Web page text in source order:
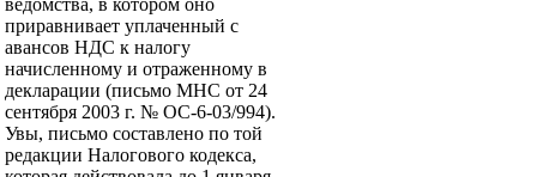
ведомства, в котором оно
приравнивает уплаченный с
авансов НДС к налогу
начисленному и отраженному в
декларации (письмо МНС от 24
сентября 2003 г. № ОС-6-03/994).
Увы, письмо составлено по той
редакции Налогового кодекса,